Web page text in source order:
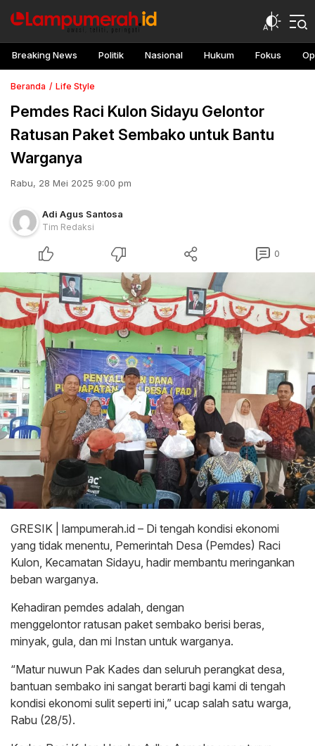
Breaking News Politik Nasional Hukum Fokus
Beranda Life Style
Pemdes Raci Kulon Sidayu Gelontor
Ratusan Paket Sembako untuk Bantu
Warganya
Rabu, 28 Mei 2025 9:00 pm
Adi Agus Santosa
Tim Redaksi
0
GRESIK | lampumerah.id – Di tengah kondisi ekonomi
yang tidak menentu, Pemerintah Desa (Pemdes) Raci
Kulon, Kecamatan Sidayu, hadir membantu meringankan
beban warganya.
Kehadiran pemdes adalah, dengan
menggelontor ratusan paket sembako berisi beras,
minyak, gula, dan mi Instan untuk warganya.
“Matur nuwun Pak Kades dan seluruh perangkat desa,
bantuan sembako ini sangat berarti bagi kami di tengah
kondisi ekonomi sulit seperti ini,” ucap salah satu warga,
Rabu (28/5).